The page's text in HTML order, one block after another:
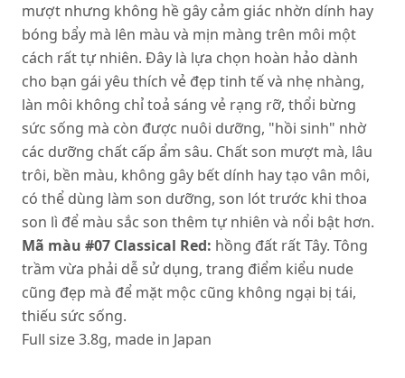
mượt nhưng không hề gây cảm giác nhờn dính hay
bóng bẩy mà lên màu và mịn màng trên môi một
cách rất tự nhiên. Đây là lựa chọn hoàn hảo dành
cho bạn gái yêu thích vẻ đẹp tinh tế và nhẹ nhàng,
làn môi không chỉ toả sáng vẻ rạng rỡ, thổi bừng
sức sống mà còn được nuôi dưỡng, "hồi sinh" nhờ
các dưỡng chất cấp ẩm sâu. Chất son mượt mà, lâu
trôi, bền màu, không gây bết dính hay tạo vân môi,
có thể dùng làm son dưỡng, son lót trước khi thoa
son lì để màu sắc son thêm tự nhiên và nổi bật hơn.
Mã màu #07 Classical Red: hồng đất rất Tây. Tông
trầm vừa phải dễ sử dụng, trang điểm kiểu nude
cũng đẹp mà để mặt mộc cũng không ngại bị tái,
thiếu sức sống.
Full size 3.8g, made in Japan